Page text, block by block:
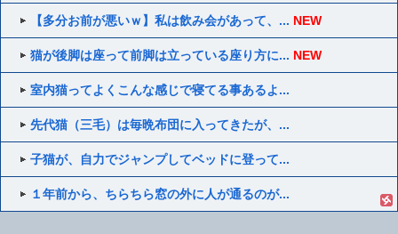
【多分お前が悪いｗ】私は飲み会があって、... NEW
猫が後脚は座って前脚は立っている座り方に... NEW
室内猫ってよくこんな感じで寝てる事あるよ...
先代猫（三毛）は毎晩布団に入ってきたが、...
子猫が、自力でジャンプしてベッドに登って...
１年前から、ちらちら窓の外に人が通るのが...